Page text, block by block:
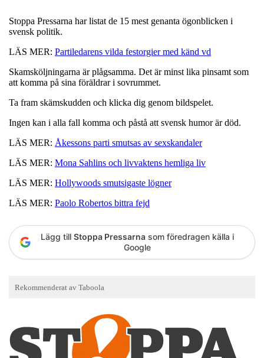
Stoppa Pressarna har listat de 15 mest genanta ögonblicken i
svensk politik.
LÄS MER: Partiledarens vilda festorgier med känd vd
Skamsköljningarna är plågsamma. Det är minst lika pinsamt som
att komma på sina föräldrar i sovrummet.
Ta fram skämskudden och klicka dig genom bildspelet.
Ingen kan i alla fall komma och påstå att svensk humor är död.
LÄS MER: Åkessons parti smutsas av sexskandaler
LÄS MER: Mona Sahlins och livvaktens hemliga liv
LÄS MER: Hollywoods smutsigaste lögner
LÄS MER: Paolo Robertos bittra fejd
Lägg till Stoppa Pressarna som föredragen källa i
Google